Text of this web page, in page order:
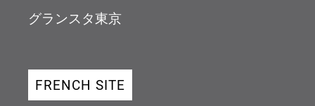
グランスタ東京
FRENCH SITE